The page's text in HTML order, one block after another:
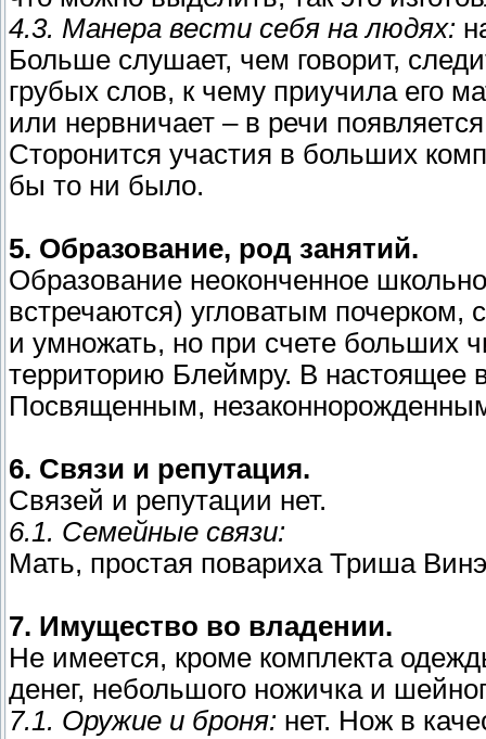
4.3. Манера вести себя на людях:
Больше слушает, чем говорит,
грубых слов, к чему приучила его
или нервничает – в речи появляется
Сторонится участия в больших
бы то ни было.
5. Образование, род занятий.
Образование неоконченное
встречаются) угловатым почерком,
и умножать, но при счете больших
территорию Блеймру. В настоящее
Посвященным,
6. Связи и репутация.
Связей и репутации нет.
6.1. Семейные связи:
Мать, простая повариха Триша
7. Имущество во владении.
Не имеется, кроме комплекта
денег, небольшого ножичка и
7.1. Оружие и броня: нет. Нож в